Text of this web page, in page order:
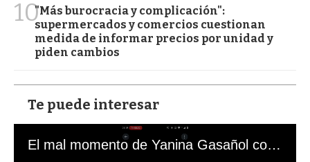
10"Más burocracia y complicación":
supermercados y comercios cuestionan
medida de informar precios por unidad y
piden cambios
Te puede interesar
El mal momento de Yanina Gasañol con un hincha argentino en "Subrayado"